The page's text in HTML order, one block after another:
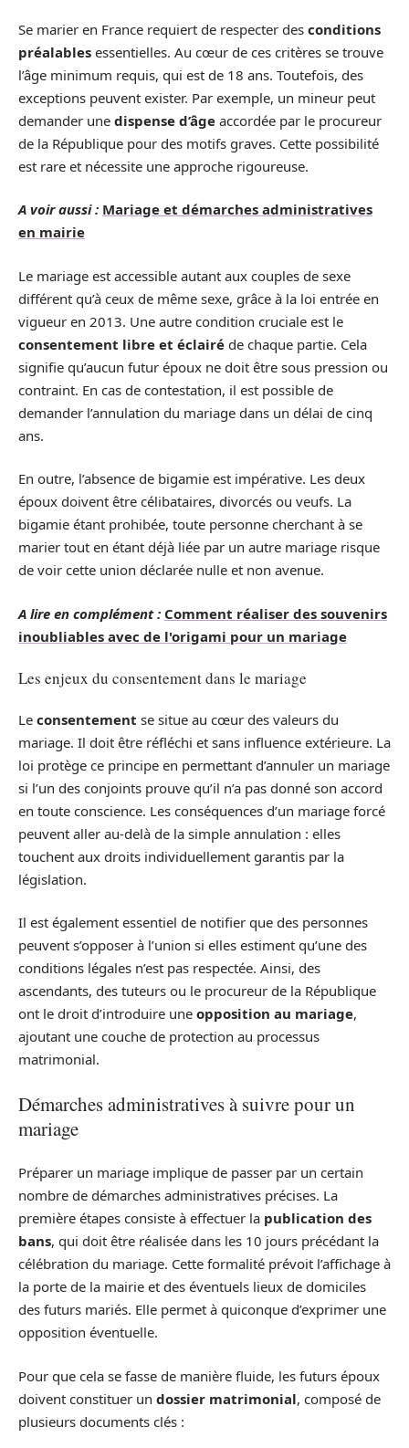
Se marier en France requiert de respecter des conditions
préalables essentielles. Au cœur de ces critères se trouve
l’âge minimum requis, qui est de 18 ans. Toutefois, des
exceptions peuvent exister. Par exemple, un mineur peut
demander une dispense d’âge accordée par le procureur
de la République pour des motifs graves. Cette possibilité
est rare et nécessite une approche rigoureuse.
A voir aussi : Mariage et démarches administratives
en mairie
Le mariage est accessible autant aux couples de sexe
différent qu’à ceux de même sexe, grâce à la loi entrée en
vigueur en 2013. Une autre condition cruciale est le
consentement libre et éclairé de chaque partie. Cela
signifie qu’aucun futur époux ne doit être sous pression ou
contraint. En cas de contestation, il est possible de
demander l’annulation du mariage dans un délai de cinq
ans.
En outre, l’absence de bigamie est impérative. Les deux
époux doivent être célibataires, divorcés ou veufs. La
bigamie étant prohibée, toute personne cherchant à se
marier tout en étant déjà liée par un autre mariage risque
de voir cette union déclarée nulle et non avenue.
A lire en complément : Comment réaliser des souvenirs
inoubliables avec de l'origami pour un mariage
Les enjeux du consentement dans le mariage
Le consentement se situe au cœur des valeurs du
mariage. Il doit être réfléchi et sans influence extérieure. La
loi protège ce principe en permettant d’annuler un mariage
si l’un des conjoints prouve qu’il n’a pas donné son accord
en toute conscience. Les conséquences d’un mariage forcé
peuvent aller au-delà de la simple annulation : elles
touchent aux droits individuellement garantis par la
législation.
Il est également essentiel de notifier que des personnes
peuvent s’opposer à l’union si elles estiment qu’une des
conditions légales n’est pas respectée. Ainsi, des
ascendants, des tuteurs ou le procureur de la République
ont le droit d’introduire une opposition au mariage,
ajoutant une couche de protection au processus
matrimonial.
Démarches administratives à suivre pour un
mariage
Préparer un mariage implique de passer par un certain
nombre de démarches administratives précises. La
première étapes consiste à effectuer la publication des
bans, qui doit être réalisée dans les 10 jours précédant la
célébration du mariage. Cette formalité prévoit l’affichage à
la porte de la mairie et des éventuels lieux de domiciles
des futurs mariés. Elle permet à quiconque d’exprimer une
opposition éventuelle.
Pour que cela se fasse de manière fluide, les futurs époux
doivent constituer un dossier matrimonial, composé de
plusieurs documents clés :